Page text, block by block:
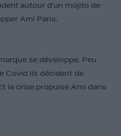
autour d’un mojito de
Ami Paris.
se développe. Peu
Covid ils décident de
la crise propulse Ami dans